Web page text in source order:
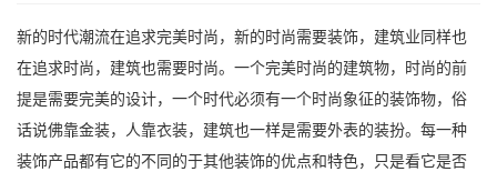
新的时代潮流在追求完美时尚，新的时尚需要装饰，建筑业同样也
在追求时尚，建筑也需要时尚。一个完美时尚的建筑物，时尚的前
提是需要完美的设计，一个时代必须有一个时尚象征的装饰物，俗
话说佛靠金装，人靠衣装，建筑也一样是需要外表的装扮。每一种
装饰产品都有它的不同的于其他装饰的优点和特色，只是看它是否